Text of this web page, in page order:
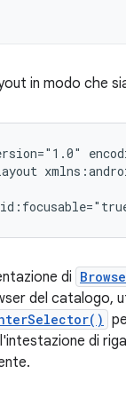
in modo che
di
del catalogo,
di